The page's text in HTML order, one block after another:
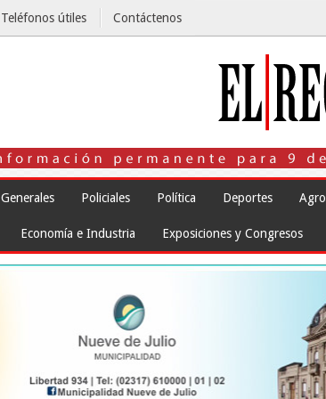
Teléfonos útiles Contáctenos
Generales Policiales Política Deportes Agro
Economía e Industria Exposiciones y Congresos